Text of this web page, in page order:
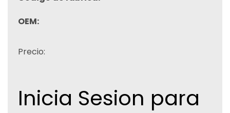
OEM:
Precio:
Inicia Sesion para